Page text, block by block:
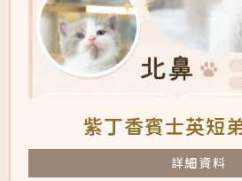
紫丁香賓士英短
詳細資料